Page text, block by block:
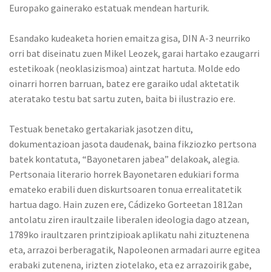
Europako gainerako estatuak mendean harturik.
Esandako kudeaketa horien emaitza gisa, DIN A-3 neurriko
orri bat diseinatu zuen Mikel Leozek, garai hartako ezaugarri
estetikoak (neoklasizismoa) aintzat hartuta. Molde edo
oinarri horren barruan, batez ere garaiko udal aktetatik
ateratako testu bat sartu zuten, baita bi ilustrazio ere.
Testuak benetako gertakariak jasotzen ditu,
dokumentazioan jasota daudenak, baina fikziozko pertsona
batek kontatuta, “Bayonetaren jabea” delakoak, alegia.
Pertsonaia literario horrek Bayonetaren edukiari forma
emateko erabili duen diskurtsoaren tonua errealitatetik
hartua dago. Hain zuzen ere, Cádizeko Gorteetan 1812an
antolatu ziren iraultzaile liberalen ideologia dago atzean,
1789ko iraultzaren printzipioak aplikatu nahi zituztenena
eta, arrazoi berberagatik, Napoleonen armadari aurre egitea
erabaki zutenena, irizten ziotelako, eta ez arrazoirik gabe,